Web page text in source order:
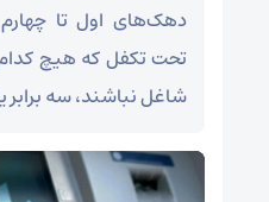
تحت تکفل که هیچ کدام
شاغل نباشند، سه برابر